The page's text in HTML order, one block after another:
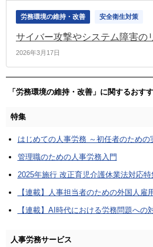
労務環境の維持・改善 安全衛生対策
2026年3月17日
「労務環境の維持・改善」に関するおす
特集
はじめての人事労務 ～初任者のための
管理職のための人事労務入門
2025年施行 改正育児介護休業法対応特
【連載】人事担当者のための外国人雇
【連載】AI時代における労務問題への
人事労務サービス